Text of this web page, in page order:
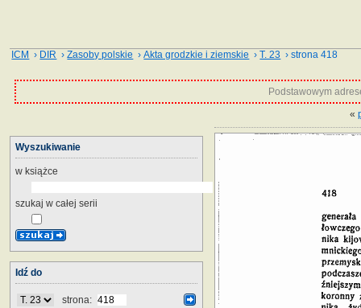
ICM › DIR ›Zasoby polskie ›Akta grodzkie i ziemskie ›T. 23 › strona 418
Podstawowym
«
Wyszukiwanie
w książce
szukaj w całej serii
Idź do
strona: